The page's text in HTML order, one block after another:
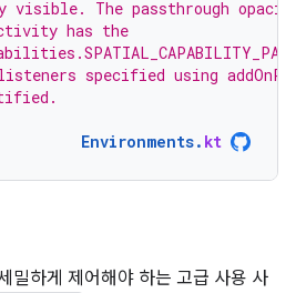
visible. The passthrough
has the
specified using
Environments. kt
밀하게 제어해야 하는 고급 사용 사